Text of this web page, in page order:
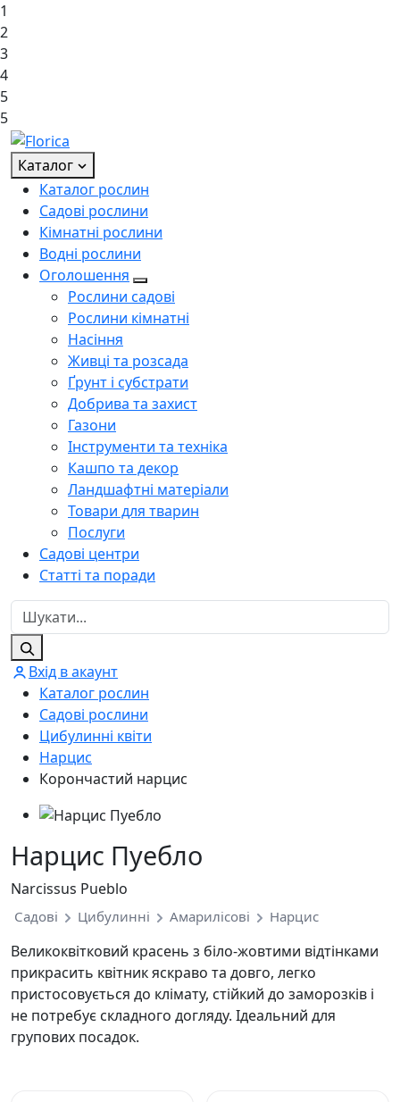
1
2
3
4
5
5
Каталог
Каталог рослин
Садові рослини
Кімнатні рослини
Водні рослини
Оголошення
Рослини садові
Рослини кімнатні
Насіння
Живці та розсада
Ґрунт і субстрати
Добрива та захист
Газони
Інструменти та техніка
Кашпо та декор
Ландшафтні матеріали
Товари для тварин
Послуги
Садові центри
Статті та поради
Вхід в акаунт
Каталог рослин
Садові рослини
Цибулинні квіти
Нарцис
Корончастий нарцис
Нарцис Пуебло
Narcissus Pueblo
Садові Цибулинні Амарилісові Нарцис
Великоквітковий красень з біло-жовтими відтінками
прикрасить квітник яскраво та довго, легко
пристосовується до клімату, стійкий до заморозків і
не потребує складного догляду. Ідеальний для
групових посадок.